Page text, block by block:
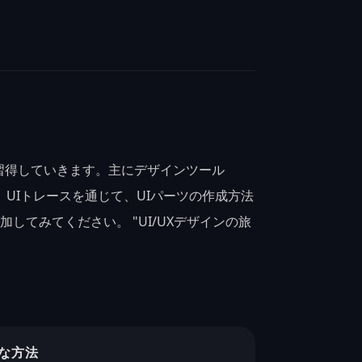
していきます。主にデザインツール
トレースを通じて、UIパーツの作成方法
してみてください。 "UI/UXデザインの旅
方法